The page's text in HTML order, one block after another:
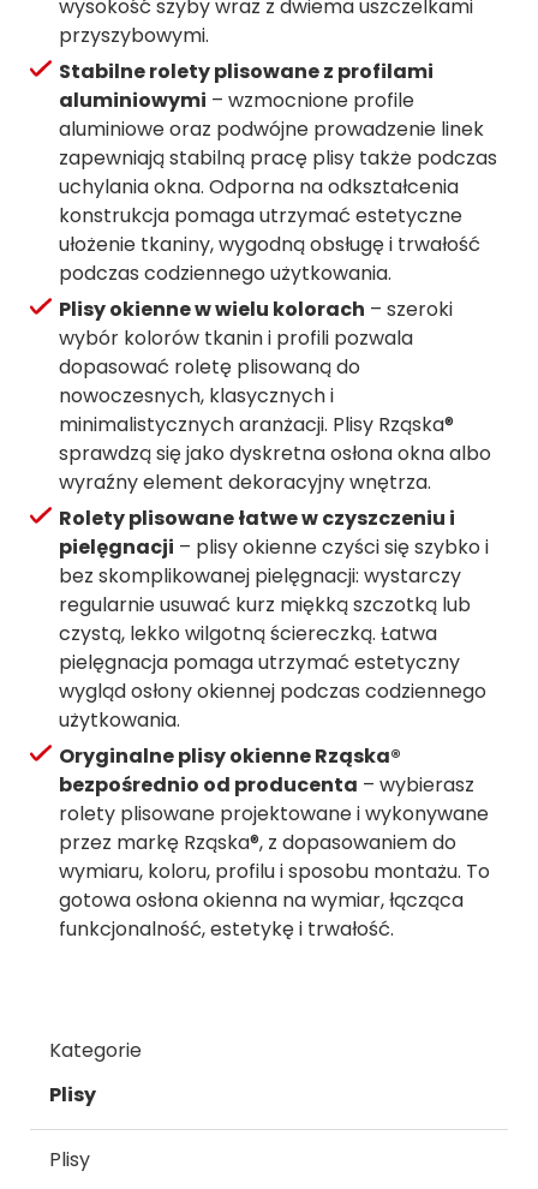
wysokość szyby wraz z dwiema uszczelkami
przyszybowymi.
Stabilne rolety plisowane z profilami
aluminiowymi – wzmocnione profile
aluminiowe oraz podwójne prowadzenie linek
zapewniają stabilną pracę plisy także podczas
uchylania okna. Odporna na odkształcenia
konstrukcja pomaga utrzymać estetyczne
ułożenie tkaniny, wygodną obsługę i trwałość
podczas codziennego użytkowania.
Plisy okienne w wielu kolorach – szeroki
wybór kolorów tkanin i profili pozwala
dopasować roletę plisowaną do
nowoczesnych, klasycznych i
minimalistycznych aranżacji. Plisy Rząska®
sprawdzą się jako dyskretna osłona okna albo
wyraźny element dekoracyjny wnętrza.
Rolety plisowane łatwe w czyszczeniu i
pielęgnacji – plisy okienne czyści się szybko i
bez skomplikowanej pielęgnacji: wystarczy
regularnie usuwać kurz miękką szczotką lub
czystą, lekko wilgotną ściereczką. Łatwa
pielęgnacja pomaga utrzymać estetyczny
wygląd osłony okiennej podczas codziennego
użytkowania.
Oryginalne plisy okienne Rząska®
bezpośrednio od producenta – wybierasz
rolety plisowane projektowane i wykonywane
przez markę Rząska®, z dopasowaniem do
wymiaru, koloru, profilu i sposobu montażu. To
gotowa osłona okienna na wymiar, łącząca
funkcjonalność, estetykę i trwałość.
Kategorie
Plisy
Plisy